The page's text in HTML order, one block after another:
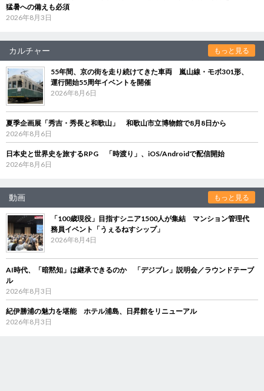
猛暑への備えも必須
2026年8月3日
カルチャー もっと見る
55年間、京の街を走り続けてきた車両 嵐山線・モボ301形、
運行開始55周年イベントを開催
2026年8月6日
夏季企画展「秀吉・秀長と和歌山」 和歌山市立博物館で8月8日から
2026年8月6日
日本史と世界史を旅するRPG 「時渡り」、iOS/Androidで配信開始
2026年8月6日
動画 もっと見る
「100歳現役」目指すシニア1500人が集結 マンション管理代
務員イベント「うぇるねすシップ」
2026年8月4日
AI時代、「暗黙知」は継承できるのか 「デジブレ」説明会／ラウンドテーブ
ル
2026年8月3日
紀伊勝浦の魅力を堪能 ホテル浦島、日昇館をリニューアル
2026年8月3日